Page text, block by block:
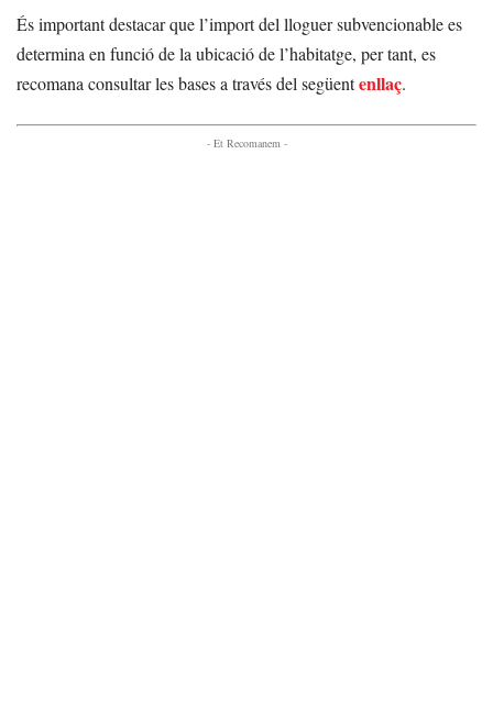
És important destacar que l’import del lloguer subvencionable es
determina en funció de la ubicació de l’habitatge, per tant, es
recomana consultar les bases a través del següentenllaç.
- Et Recomanem -